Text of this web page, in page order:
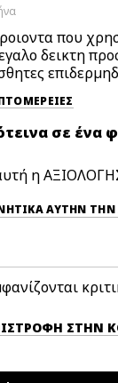
που
δεικτη
σε ένα
η
ΕΠΙΣΗΜΆΝΕΤΕ
ΣΤΗΝ